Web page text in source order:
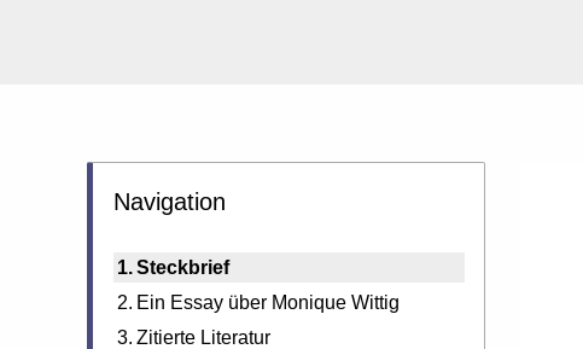
Navigation
Steckbrief
Ein Essay über Monique Wittig
Zitierte Literatur